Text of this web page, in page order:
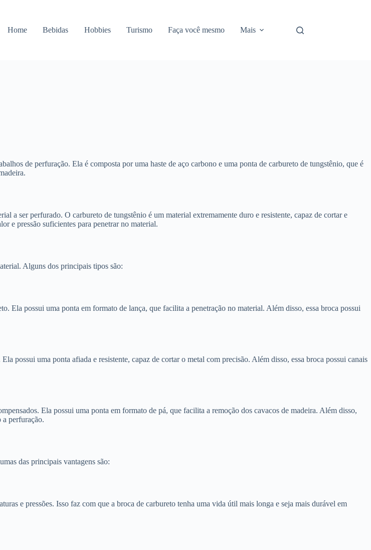
Home Bebidas Hobbies Turismo Faça você mesmo Mais
de perfuração. Ela é composta por uma haste de aço carbono e uma ponta de carbureto de tungstênio, que é
a ser perfurado. O carbureto de tungstênio é um material extremamente duro e resistente, capaz de cortar e
e pressão suficientes para penetrar no material.
Alguns dos principais tipos são:
Ela possui uma ponta em formato de lança, que facilita a penetração no material. Além disso, essa broca possui
possui uma ponta afiada e resistente, capaz de cortar o metal com precisão. Além disso, essa broca possui canais
Ela possui uma ponta em formato de pá, que facilita a remoção dos cavacos de madeira. Além disso,
a perfuração.
das principais vantagens são:
e pressões. Isso faz com que a broca de carbureto tenha uma vida útil mais longa e seja mais durável em